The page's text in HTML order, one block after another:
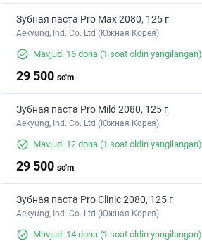
Зубная паста Pro Max 2080, 125 г
Aekyung, Ind. Co. Ltd (Южная Корея)
Mavjud: 16 dona (1 soat oldin yangilangan)
29 500 so'm
Зубная паста Pro Mild 2080, 125 г
Aekyung, Ind. Co. Ltd (Южная Корея)
Mavjud: 12 dona (1 soat oldin yangilangan)
29 500 so'm
Зубная паста Pro Clinic 2080, 125 г
Aekyung, Ind. Co. Ltd (Южная Корея)
Mavjud: 14 dona (1 soat oldin yangilangan)